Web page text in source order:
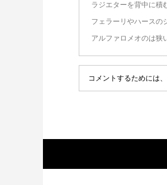
ラジエターを背中に積
フェラーリやハースの
アルファロメオのは狭
コメントするためには、